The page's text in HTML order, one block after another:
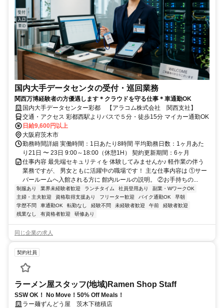
国内大手データセンタの受付・巡回業務
関西万博経験者の方優遇します＊クラウドを守る仕事＊車通勤OK
国内大手データセンター彩都 【アラコム株式会社 関西支社】
交通・アクセス 彩都西駅よりバスで５分・徒歩15分 マイカー通勤OK
日給9,600円以上
大阪府茨木市
勤務時間詳細 実働時間：1日あたり8時間 平均勤務日数：1ヶ月あた
り21日 〜 23日 9:00～18:00（休憩1H） 契約更新期間：6ヶ月
仕事内容 最先端セキュリティを 体験してみませんか♪ 軽作業の伴う
業務ですが、 男女ともに活躍中の職場です！ 主な仕事内容は ①サー
バールームへ入館される方に 館内ルールの説明。 ②お手持ちの...
制服あり 業界未経験者歓迎 ランチタイム 社員登用あり
副業・WワークOK
主婦・主夫歓迎
資格取得支援あり フリーター歓迎 バイク通勤OK
早朝
学歴不問
車通勤OK 転勤なし 経験不問 未経験者歓迎 午前
経験者歓迎
残業なし
有資格者歓迎 研修あり
同じ企業の求人
契約社員
ラーメン屋スタッフ(地域)Ramen Shop Staff
SSW OK！ No Move！50% Off Meals！
ラー麺ずんどう屋 茨木下穂積店